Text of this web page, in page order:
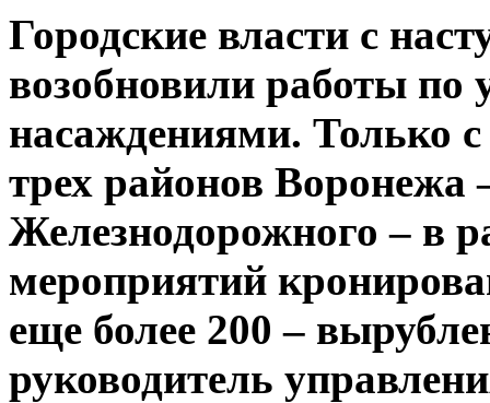
Городские власти с
возобновили работы по
насаждениями. Только
трех районов Воронежа
Железнодорожного – в
мероприятий
еще более 200 –
руководитель